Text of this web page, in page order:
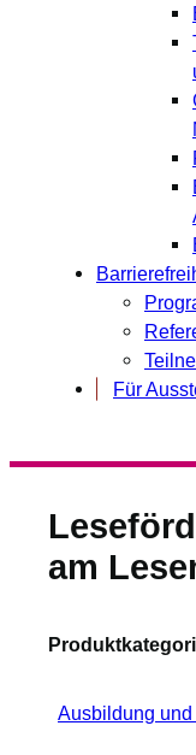
Für
am
Ausbildung